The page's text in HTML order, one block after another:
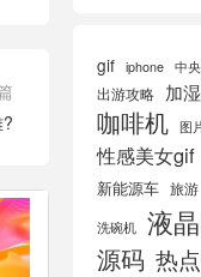
gif iphone 中
出游攻略 加
咖啡机 图
性感美女gif
新能源车 旅游
洗碗机 液
源码 热